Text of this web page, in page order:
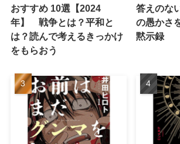
おすすめ 10選【2024
年】 戦争とは？平和と
は？読んで考えるきっかけ
をもらおう
答えのな
の愚かさ
黙示録